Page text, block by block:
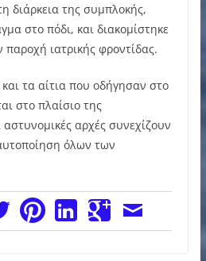
διάρκεια της συμπλοκής,
στο πόδι, και διακομίστηκε
παροχή ιατρικής φροντίδας.
τα αίτια που οδήγησαν στο
στο πλαίσιο της
αρχές συνεχίζουν
όλων των